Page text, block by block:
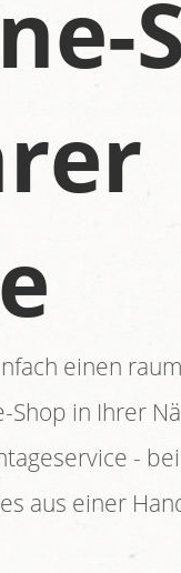
einen
Shop in Ihrer
-
aus einer